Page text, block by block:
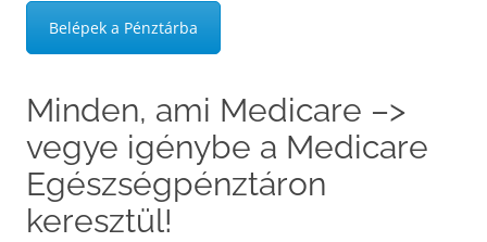
Belépek a Pénztárba
Minden, ami Medicare –>
vegye igénybe a Medicare
Egészségpénztáron
keresztül!